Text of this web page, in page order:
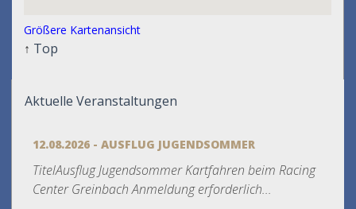
Größere Kartenansicht
↑ Top
Aktuelle Veranstaltungen
12.08.2026 - AUSFLUG JUGENDSOMMER
TitelAusflug Jugendsommer Kartfahren beim Racing
Center Greinbach Anmeldung erforderlich...